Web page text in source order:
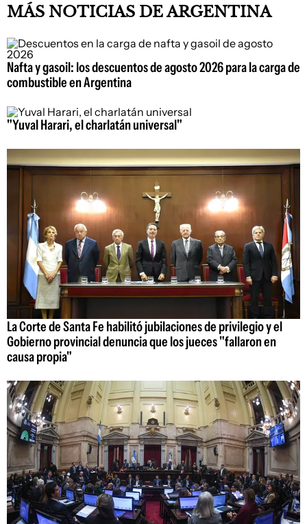
MÁS NOTICIAS DE ARGENTINA
Nafta y gasoil: los descuentos de agosto 2026 para la carga de
combustible en Argentina
"Yuval Harari, el charlatán universal"
La Corte de Santa Fe habilitó jubilaciones de privilegio y el
Gobierno provincial denuncia que los jueces "fallaron en
causa propia"